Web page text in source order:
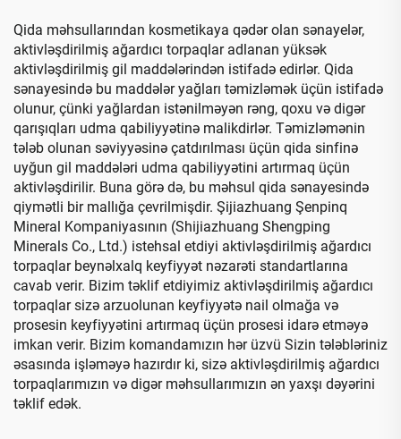
Qida məhsullarından kosmetikaya qədər olan sənayelər,
aktivləşdirilmiş ağardıcı torpaqlar adlanan yüksək
aktivləşdirilmiş gil maddələrindən istifadə edirlər. Qida
sənayesində bu maddələr yağları təmizləmək üçün istifadə
olunur, çünki yağlardan istənilməyən rəng, qoxu və digər
qarışıqları udma qabiliyyətinə malikdirlər. Təmizləmənin
tələb olunan səviyyəsinə çatdırılması üçün qida sinfinə
uyğun gil maddələri udma qabiliyyətini artırmaq üçün
aktivləşdirilir. Buna görə də, bu məhsul qida sənayesində
qiymətli bir mallığa çevrilmişdir. Şijiazhuang Şenpinq
Mineral Kompaniyasının (Shijiazhuang Shengping
Minerals Co., Ltd.) istehsal etdiyi aktivləşdirilmiş ağardıcı
torpaqlar beynəlxalq keyfiyyət nəzarəti standartlarına
cavab verir. Bizim təklif etdiyimiz aktivləşdirilmiş ağardıcı
torpaqlar sizə arzuolunan keyfiyyətə nail olmağa və
prosesin keyfiyyətini artırmaq üçün prosesi idarə etməyə
imkan verir. Bizim komandamızın hər üzvü Sizin tələbləriniz
əsasında işləməyə hazırdır ki, sizə aktivləşdirilmiş ağardıcı
torpaqlarımızın və digər məhsullarımızın ən yaxşı dəyərini
təklif edək.